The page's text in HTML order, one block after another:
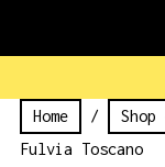
Home /
Fulvia Toscano